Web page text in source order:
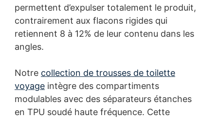
permettent d’expulser totalement le produit,
contrairement aux flacons rigides qui
retiennent 8 à 12% de leur contenu dans les
angles.
Notre collection de trousses de toilette
voyage intègre des compartiments
modulables avec des séparateurs étanches
en TPU soudé haute fréquence. Cette